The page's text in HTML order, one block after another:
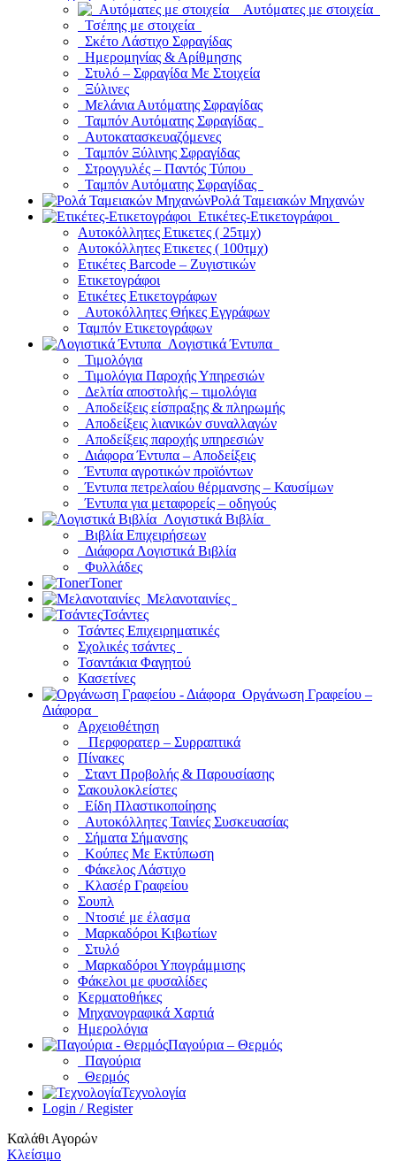
Αυτόματες με στοιχεία
Τσέπης με στοιχεία
Σκέτο Λάστιχο Σφραγίδας
Ημερομηνίας & Αρίθμησης
Στυλό – Σφραγίδα Με Στοιχεία
Ξύλινες
Μελάνια Αυτόματης Σφραγίδας
Ταμπόν Αυτόματης Σφραγίδας
Αυτοκατασκευαζόμενες
Ταμπόν Ξύλινης Σφραγίδας
Στρογγυλές – Παντός Τύπου
Ταμπόν Αυτόματης Σφραγίδας
Ρολά Ταμειακών Μηχανών
Ετικέτες-Ετικετογράφοι
Αυτοκόλλητες Ετικετες ( 25τμχ)
Αυτοκόλλητες Ετικετες ( 100τμχ)
Ετικέτες Barcode – Ζυγιστικών
Ετικετογράφοι
Ετικέτες Ετικετογράφων
Αυτοκόλλητες Θήκες Εγγράφων
Ταμπόν Ετικετογράφων
Λογιστικά Έντυπα
Τιμολόγια
Τιμολόγια Παροχής Υπηρεσιών
Δελτία αποστολής – τιμολόγια
Αποδείξεις είσπραξης & πληρωμής
Αποδείξεις λιανικών συναλλαγών
Αποδείξεις παροχής υπηρεσιών
Διάφορα Έντυπα – Αποδείξεις
Έντυπα αγροτικών προϊόντων
Έντυπα πετρελαίου θέρμανσης – Καυσίμων
Έντυπα για μεταφορείς – οδηγούς
Λογιστικά Βιβλία
Βιβλία Επιχειρήσεων
Διάφορα Λογιστικά Βιβλία
Φυλλάδες
Toner
Μελανοταινίες
Τσάντες
Τσάντες Επιχειρηματικές
Σχολικές τσάντες
Τσαντάκια Φαγητού
Κασετίνες
Οργάνωση Γραφείου –
Διάφορα
Αρχειοθέτηση
Περφορατερ – Συρραπτικά
Πίνακες
Σταντ Προβολής & Παρουσίασης
Σακουλοκλείστες
Είδη Πλαστικοποίησης
Αυτοκόλλητες Ταινίες Συσκευασίας
Σήματα Σήμανσης
Κούπες Με Εκτύπωση
Φάκελος Λάστιχο
Κλασέρ Γραφείου
Σουπλ
Ντοσιέ με έλασμα
Μαρκαδόροι Κιβωτίων
Στυλό
Μαρκαδόροι Υπογράμμισης
Φάκελοι με φυσαλίδες
Κερματοθήκες
Μηχανογραφικά Χαρτιά
Ημερολόγια
Παγούρια – Θερμός
Παγούρια
Θερμός
Τεχνολογία
Login / Register
Καλάθι Αγορών
Κλείσιμο